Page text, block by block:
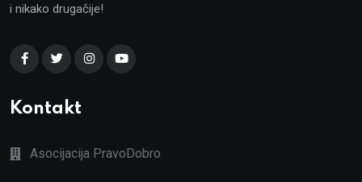
i nikako drugačije!
Kontakt
Asocijacija PravoDobro